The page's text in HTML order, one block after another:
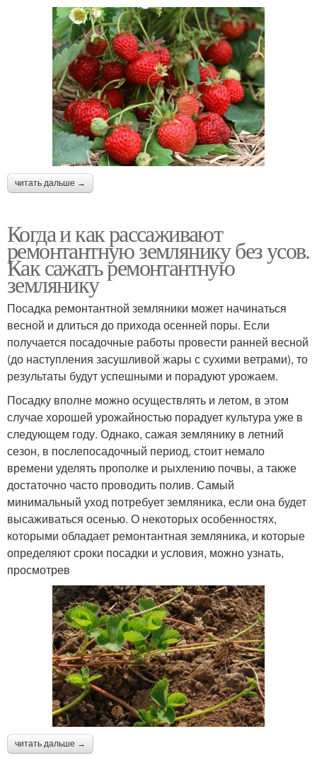
читать дальше →
Когда и как рассаживают
ремонтантную землянику без усов.
Как сажать ремонтантную
землянику
Посадка ремонтантной земляники может начинаться
весной и длиться до прихода осенней поры. Если
получается посадочные работы провести ранней весной
(до наступления засушливой жары с сухими ветрами), то
результаты будут успешными и порадуют урожаем.
Посадку вполне можно осуществлять и летом, в этом
случае хорошей урожайностью порадует культура уже в
следующем году. Однако, сажая землянику в летний
сезон, в послепосадочный период, стоит немало
времени уделять прополке и рыхлению почвы, а также
достаточно часто проводить полив. Самый
минимальный уход потребует земляника, если она будет
высаживаться осенью. О некоторых особенностях,
которыми обладает ремонтантная земляника, и которые
определяют сроки посадки и условия, можно узнать,
просмотрев
читать дальше →